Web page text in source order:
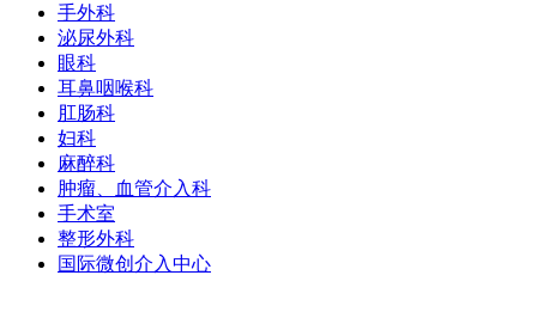
手外科
泌尿外科
眼科
耳鼻咽喉科
肛肠科
妇科
麻醉科
肿瘤、血管介入科
手术室
整形外科
国际微创介入中心